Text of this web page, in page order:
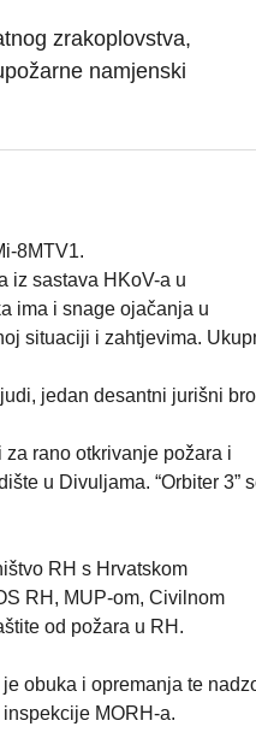
zrakoplovstva,
namjenski
8MTV1.
iz sastava HKoV-a u
ima i snage ojačanja u
situaciji i zahtjevima.
jedan desantni jurišni
rano otkrivanje požara i
u Divuljama. “Orbiter 3”
RH s Hrvatskom
RH, MUP-om, Civilnom
od požara u RH.
obuka i opremanja te
MORH-a.